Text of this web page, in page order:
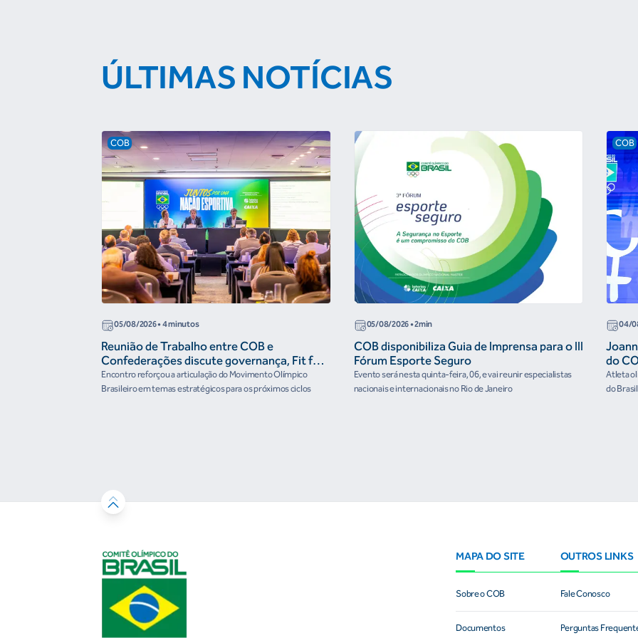
ÚLTIMAS NOTÍCIAS
COB
05/08/2026• 4 minutos
Reunião de Trabalho entre COB e
Confederações discute governança, Fit for
the Future e presença do Brasil em
organismos internacionais
Encontro reforçou a articulação do Movimento Olímpico
Brasileiro em temas estratégicos para os próximos ciclos
05/08/2026• 2min
COB disponibiliza Guia de Imprensa para o III
Fórum Esporte Seguro
Evento será nesta quinta-feira, 06, e vai reunir especialistas
nacionais e internacionais no Rio de Janeiro
COB
04/
do
Atleta
do
MAPA DO SITE
Sobre o COB
Documentos
OUTROS LINKS
Fale Conosco
Perguntas